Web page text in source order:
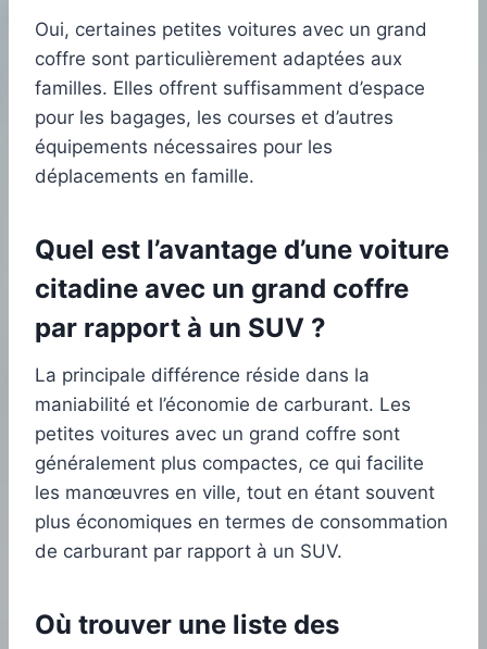
Oui, certaines petites voitures avec un grand
coffre sont particulièrement adaptées aux
familles. Elles offrent suffisamment d’espace
pour les bagages, les courses et d’autres
équipements nécessaires pour les
déplacements en famille.
Quel est l’avantage d’une voiture
citadine avec un grand coffre
par rapport à un SUV ?
La principale différence réside dans la
maniabilité et l’économie de carburant. Les
petites voitures avec un grand coffre sont
généralement plus compactes, ce qui facilite
les manœuvres en ville, tout en étant souvent
plus économiques en termes de consommation
de carburant par rapport à un SUV.
Où trouver une liste des